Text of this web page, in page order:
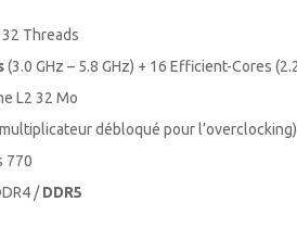
32 Threads
(3.0 GHz – 5.8 GHz) + 16 Efficient-Cores
L2 32 Mo
débloqué pour l’overclocking)
770
/DDR5